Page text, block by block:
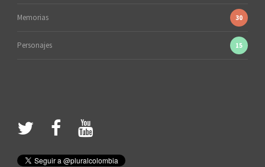
Memorias 30
Personajes 15